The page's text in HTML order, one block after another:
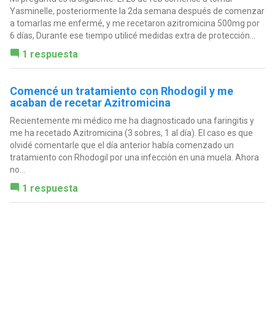
Yasminelle, posteriormente la 2da semana después de comenzar
a tomarlas me enfermé, y me recetaron azitromicina 500mg por
6 días, Durante ese tiempo utilicé medidas extra de protección...
1 respuesta
Comencé un tratamiento con Rhodogil y me
acaban de recetar Azitromicina
Recientemente mi médico me ha diagnosticado una faringitis y
me ha recetado Azitromicina (3 sobres, 1 al día). El caso es que
olvidé comentarle que el día anterior había comenzado un
tratamiento con Rhodogil por una infección en una muela. Ahora
no...
1 respuesta